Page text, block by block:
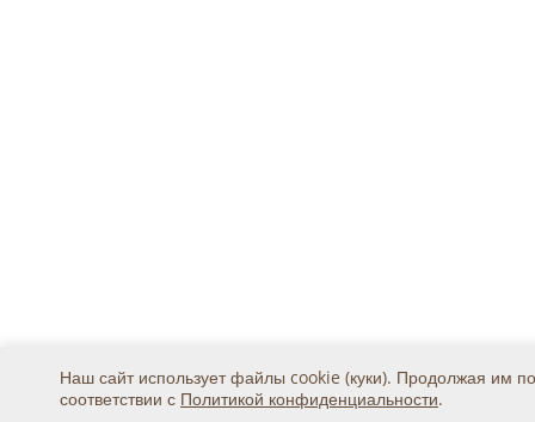
Наш сайт использует файлы cookie (куки). Продолжая им
соответствии с Политикой конфиденциальности.